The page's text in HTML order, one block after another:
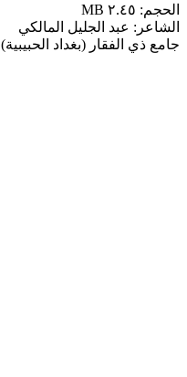
الحجم: ٢.٤٥ MB
الشاعر: عبد الجليل المالكي
جامع ذي الفقار (بغداد الحبيبية)